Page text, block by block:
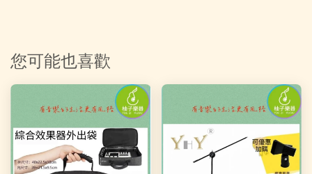
您可能也喜歡